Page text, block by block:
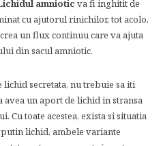
amniotic va fi inghitit de
cu ajutorul rinichilor, tot acolo,
un flux continuu care va ajuta
din sacul amniotic.
lichid secretata, nu trebuie sa iti
un aport de lichid in stransa
Cu toate acestea, exista si situatia
lichid, ambele variante